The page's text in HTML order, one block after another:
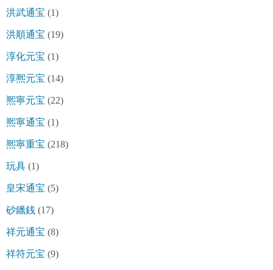
洪武通宝 (1)
洪順通宝 (19)
淳化元宝 (1)
淳熈元宝 (14)
熈寧元宝 (22)
熈寧通宝 (1)
熈寧重宝 (218)
玩具 (1)
皇宋通宝 (5)
砂鑞銭 (17)
祥元通宝 (8)
祥符元宝 (9)